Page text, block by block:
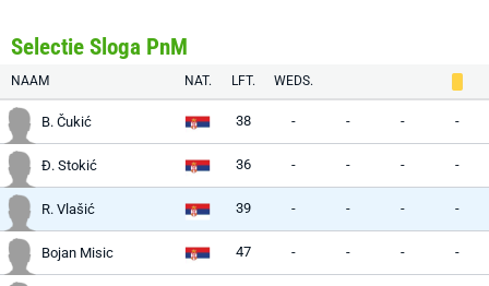
Selectie Sloga PnM
NAAM NAT. LFT. WEDS.
B. Čukić 38 - - - -
Đ. Stokić 36 - - - -
R. Vlašić 39 - - - -
Bojan Misic 47 - - - -